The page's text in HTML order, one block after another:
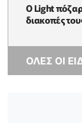
Ο Light
διακοπές
ΟΛΕΣ ΟΙ